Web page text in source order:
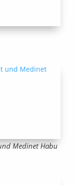
Medinet Habu